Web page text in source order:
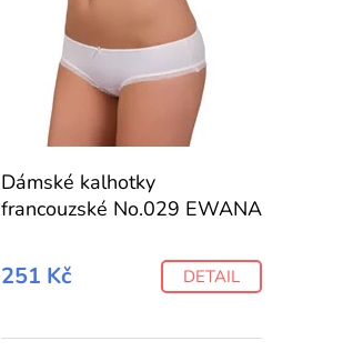
Dámské kalhotky
francouzské No.029 EWANA
251 Kč DETAIL